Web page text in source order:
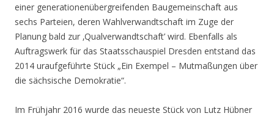
einer generationenübergreifenden Baugemeinschaft aus
sechs Parteien, deren Wahlverwandtschaft im Zuge der
Planung bald zur ‚Qualverwandtschaft’ wird. Ebenfalls als
Auftragswerk für das Staatsschauspiel Dresden entstand das
2014 uraufgeführte Stück „Ein Exempel – Mutmaßungen über
die sächsische Demokratie“.
Im Frühjahr 2016 wurde das neueste Stück von Lutz Hübner